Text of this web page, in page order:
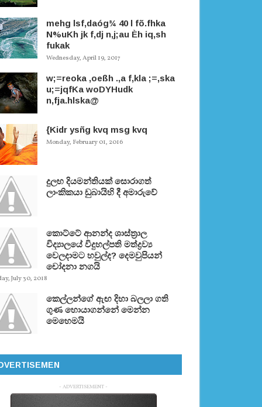
mehg lsf,daóg¾ 40 l fõ.fhka
N%uKh jk f,dj n,j;au Èh iq,sh
fukak
Wednesday, April 19, 2017
w;=reoka ,oeßh .,a f,kla ;=,ska
u;=jqfKa woDYHudk
n,fja.hlska@
{Kidr ysñg kvq msg kvq
Monday, February 01, 2016
දුලභ දියමන්තියක් සොරාගත්
ලාංකිකයා ඩුබායිහි දී අමාරුවේ
කොට්ටේ ආනන්ද ශාස්ත‍්‍රාල
විද්‍යාලයේ විදුහල්පති මත්ද්‍රව්‍ය
වෙලදාමට හවුල්ද? දෙමවුපියන්
චෝදනා නගයි
July 30, 2018
කෙල්ලන්ගේ ඇඟ දිහා බලලා ගති
ගුණ හොයාගන්නේ මෙන්න
මෙහෙමයි
- ADVERTISEMENT -